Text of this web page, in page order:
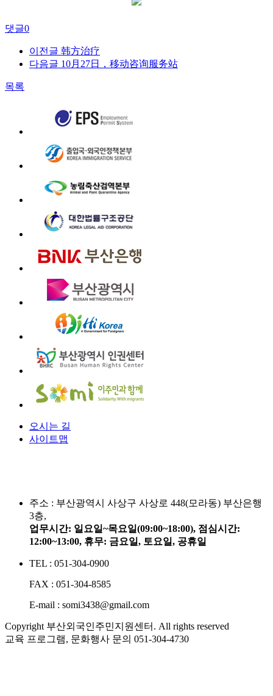
댓글0
이전글 韩方治疗
다음글 10月27日，移动咨询服务站
목록
오시는 길
사이트맵
주소 : 부산광역시 사상구 사상로 448(모라동) 부산은행
3층,
업무시간: 일요일~목요일(09:00~18:00), 점심시간:
12:00~13:00, 휴무: 금요일, 토요일, 공휴일
TEL : 051-304-0900
FAX : 051-304-8585
E-mail : somi3438@gmail.com
Copyright 부산외국인주민지원센터. All rights reserved
교육 프로그램, 문화행사 문의 051-304-4730